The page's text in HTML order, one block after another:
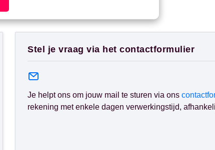
Stel je vraag via het contactformulier
Je helpt ons om jouw mail te sturen via ons
rekening met enkele dagen verwerkingstijd,